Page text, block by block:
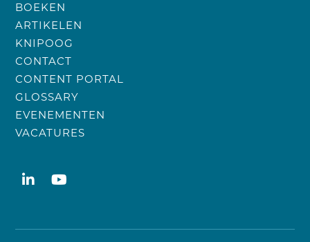
BOEKEN
ARTIKELEN
KNIPOOG
CONTACT
CONTENT PORTAL
GLOSSARY
EVENEMENTEN
VACATURES